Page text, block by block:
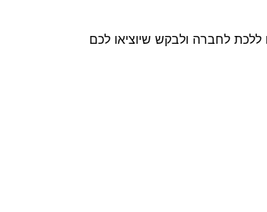
לחברה ולבקש שיוציאו לכם